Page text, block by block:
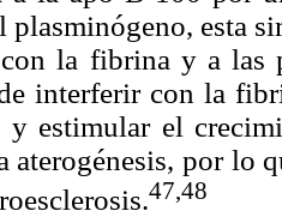
plasminógeno, esta
la fibrina y a las
interferir con la
estimular el
aterogénesis, por lo
47,48